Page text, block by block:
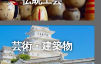
芸術・建築物